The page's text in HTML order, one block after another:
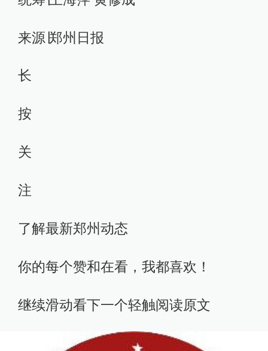
来源∣郑州日报
长
按
关
注
了解最新郑州动态
你的每个赞和在看，我都喜欢！
继续滑动看下一个轻触阅读原文